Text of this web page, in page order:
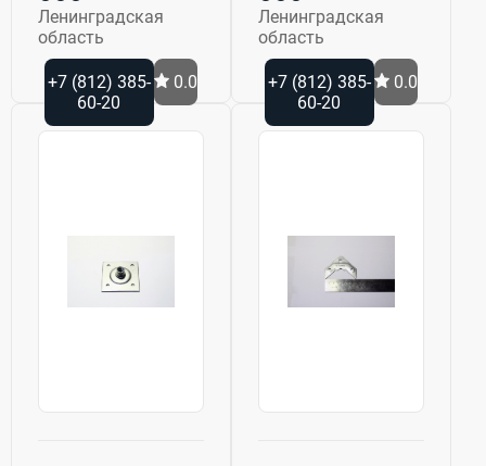
Ленинградская
область
+7 (812) 385-
60-20
0.0
Ленинградская
область
+7 (812) 385-
60-20
0.0